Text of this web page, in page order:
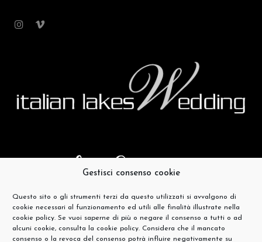
Gestisci consenso cookie
Questo sito o gli strumenti terzi da questo utilizzati si avvalgono di
cookie necessari al funzionamento ed utili alle finalità illustrate nella
cookie policy. Se vuoi saperne di più o negare il consenso a tutti o ad
alcuni cookie, consulta la cookie policy. Considera che il mancato
consenso o la revoca del consenso potrà influire negativamente su